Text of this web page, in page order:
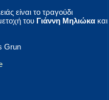
είναι το τραγούδι
του Γιάννη Μηλιώκα και
Grun